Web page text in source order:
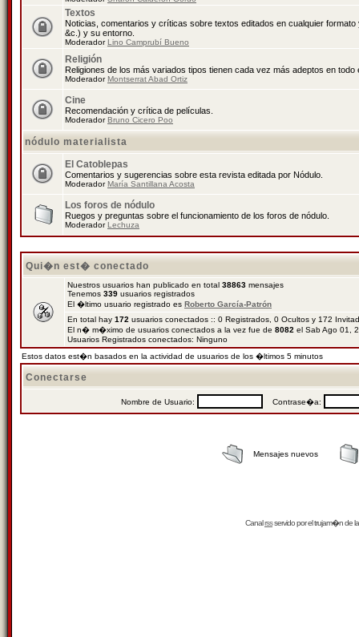
Textos
Noticias, comentarios y críticas sobre textos editados en cualquier
&c.) y su entorno.
ModeradorLino Camprubí Bueno
Religión
Religiones de los más variados tipos tienen cada vez más adeptos en todo
ModeradorMontserrat Abad Ortiz
Cine
Recomendación y crítica de películas.
ModeradorBruno Cicero Poo
nódulo materialista
El Catoblepas
Comentarios y sugerencias sobre esta revista editada por Nódulo.
ModeradorMaría Santillana Acosta
Los foros de nódulo
Ruegos y preguntas sobre el funcionamiento de los foros de nódulo.
ModeradorLechuza
Qui�n est� conectado
Nuestros usuarios han publicado en total 38863 mensajes
Tenemos 339 usuarios registrados
El �ltimo usuario registrado es Roberto García-Patrón
En total hay 172 usuarios conectados :: 0 Registrados, 0 Ocultos y 172
El n� m�ximo de usuarios conectados a la vez fue de 8082 el Sab Ago 01,
Usuarios Registrados conectados: Ninguno
Estos datos est�n basados en la actividad de usuarios de los �ltimos 5 minutos
Conectarse
Nombre de Usuario: Contrase�a:
Mensajes nuevos
Canalrssservido por eltrujam�nde